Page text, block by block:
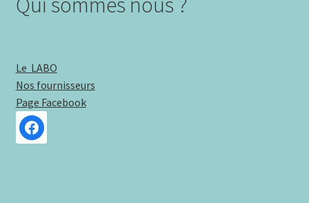
Le LABO
Nos fournisseurs
Page Facebook